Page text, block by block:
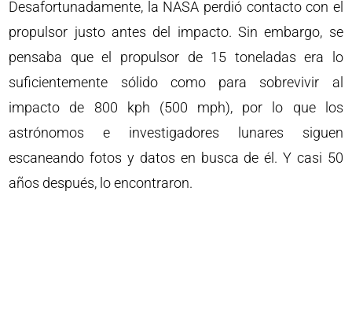
Desafortunadamente, la NASA perdió contacto con el
propulsor justo antes del impacto. Sin embargo, se
pensaba que el propulsor de 15 toneladas era lo
suficientemente sólido como para sobrevivir al
impacto de 800 kph (500 mph), por lo que los
astrónomos e investigadores lunares siguen
escaneando fotos y datos en busca de él. Y casi 50
años después, lo encontraron.